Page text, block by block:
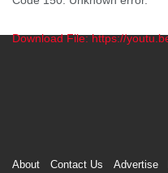
Download File: https://
About Contact Us Advertise